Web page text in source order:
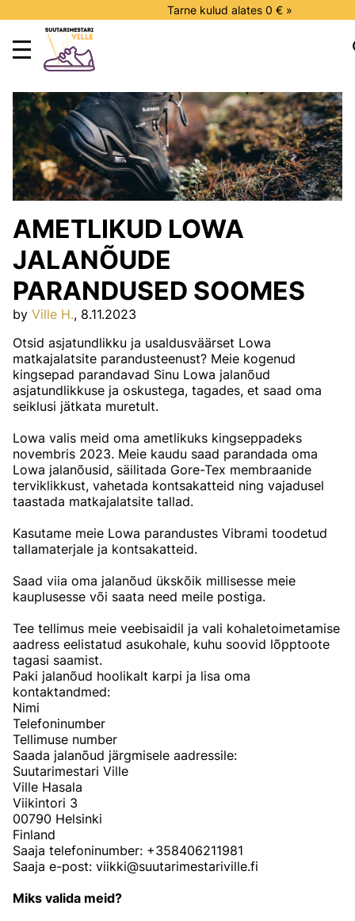
Tarne kulud alates 0 € »
AMETLIKUD LOWA
JALANÕUDE
PARANDUSED SOOMES
by Ville H., 8.11.2023
Otsid asjatundlikku ja usaldusväärset Lowa
matkajalatsite parandusteenust? Meie kogenud
kingsepad parandavad Sinu Lowa jalanõud
asjatundlikkuse ja oskustega, tagades, et saad oma
seiklusi jätkata muretult.
Lowa valis meid oma ametlikuks kingseppadeks
novembris 2023. Meie kaudu saad parandada oma
Lowa jalanõusid, säilitada Gore-Tex membraanide
terviklikkust, vahetada kontsakatteid ning vajadusel
taastada matkajalatsite tallad.
Kasutame meie Lowa parandustes Vibrami toodetud
tallamaterjale ja kontsakatteid.
Saad viia oma jalanõud ükskõik millisesse meie
kauplusesse või saata need meile postiga.
Tee tellimus meie veebisaidil ja vali kohaletoimetamise
aadress eelistatud asukohale, kuhu soovid lõpptoote
tagasi saamist.
Paki jalanõud hoolikalt karpi ja lisa oma
kontaktandmed:
Nimi
Telefoninumber
Tellimuse number
Saada jalanõud järgmisele aadressile:
Suutarimestari Ville
Ville Hasala
Viikintori 3
00790 Helsinki
Finland
Saaja telefoninumber: +358406211981
Saaja e-post: viikki@suutarimestariville.fi
Miks valida meid?